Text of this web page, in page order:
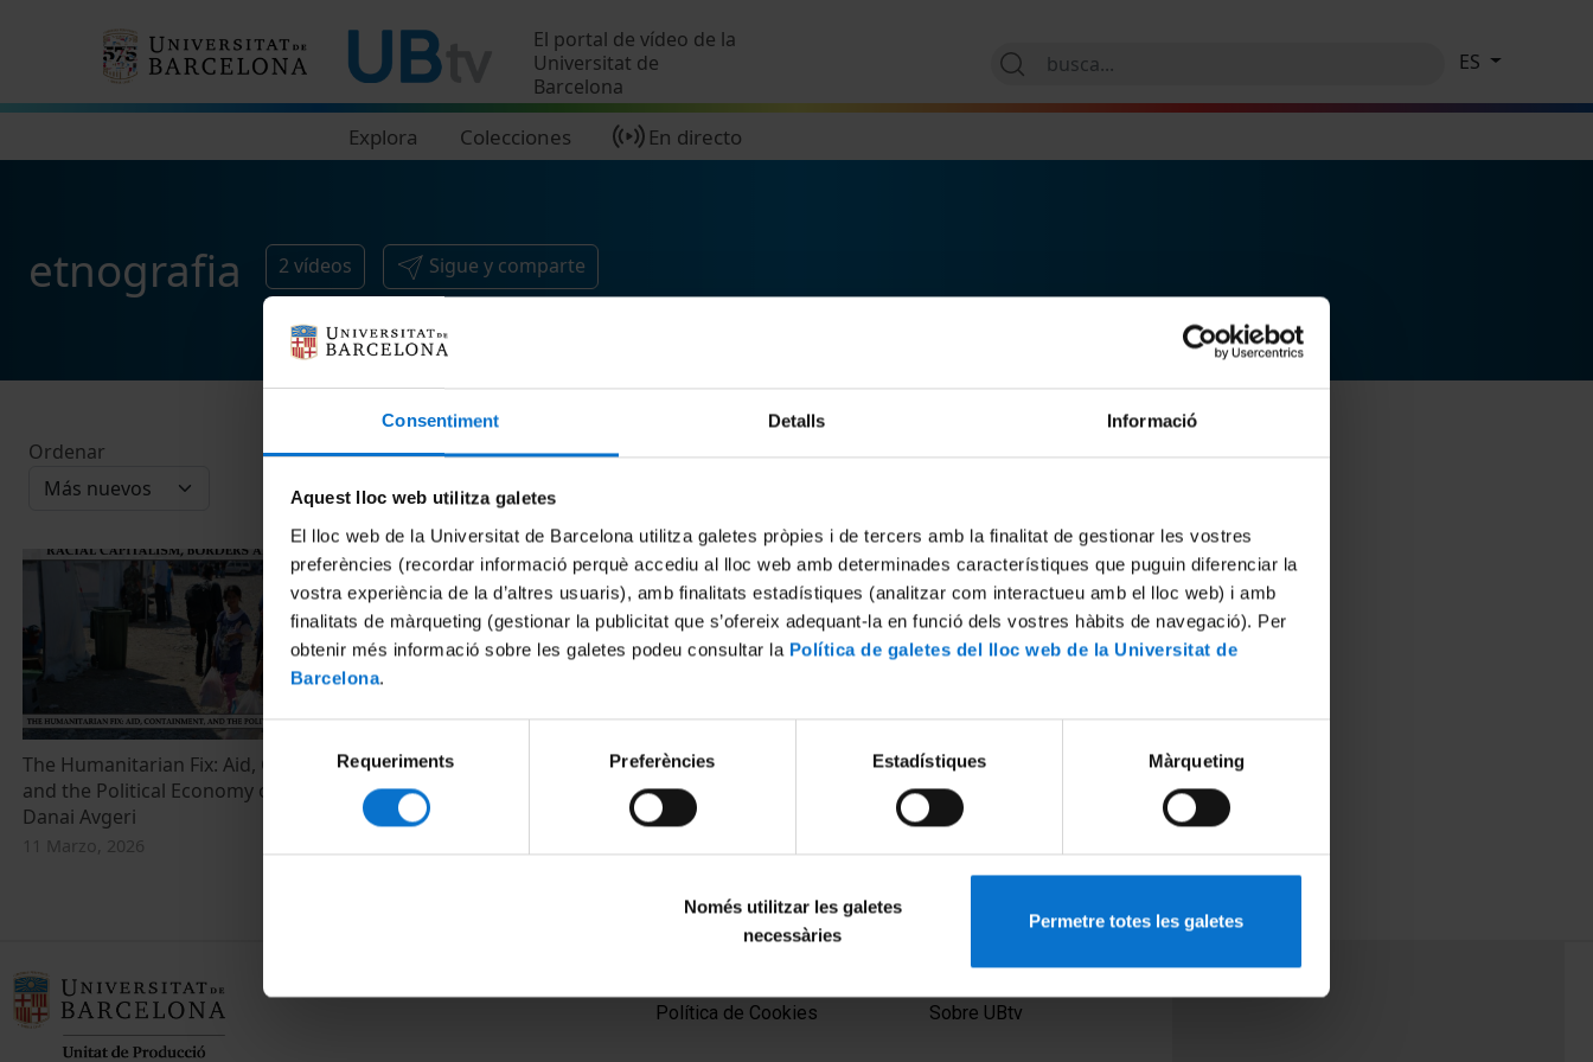
Consentiment Detalls Informació
Aquest lloc web utilitza galetes
El lloc web de la Universitat de Barcelona utilitza galetes pròpies i de tercers amb la finalitat de gestionar les vostres
preferències (recordar informació perquè accediu al lloc web amb determinades característiques que puguin diferenciar la
vostra experiència de la d’altres usuaris), amb finalitats estadístiques (analitzar com interactueu amb el lloc web) i amb
finalitats de màrqueting (gestionar la publicitat que s’ofereix adequant-la en funció dels vostres hàbits de navegació). Per
obtenir més informació sobre les galetes podeu consultar la Política de galetes del lloc web de la Universitat de
Barcelona.
Selecció
de
consentiment
Requeriments Preferències Estadístiques Màrqueting
Només utilitzar les galetes
necessàries
Permetre totes les galetes
El portal de vídeo de la
Universitat de
Barcelona
Explora Colecciones En directo
ES
etnografia 2 vídeos Sigue y comparte
Ordenar
The Humanitarian Fix: Aid, Containment,
and the Political Economy of Surplus Life.
Danai Avgeri
11 Marzo, 2026
Etnografías digitales
13 Diciembre, 2013
Política de Cookies
PEU 2
Sobre UBtv
PEU 3